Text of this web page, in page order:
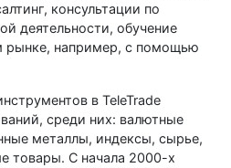
консультации по
деятельности, обучение
рынке, например, с помощью
в TeleTrade
среди них: валютные
металлы, индексы, сырье,
товары. С начала 2000-х